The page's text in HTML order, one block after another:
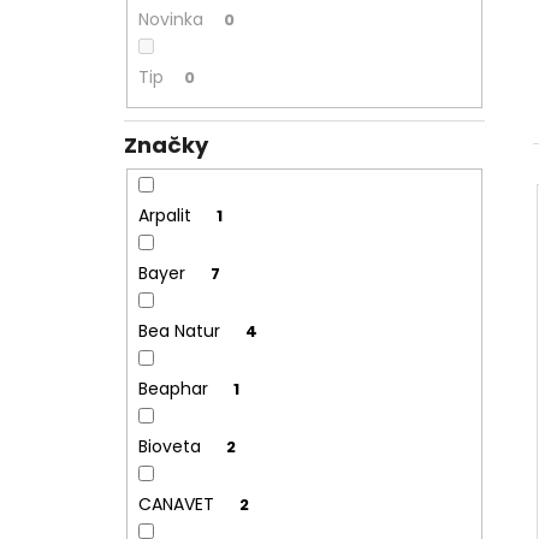
Novinka 0
Tip 0
Značky
Arpalit 1
Bayer 7
Bea Natur 4
Beaphar 1
Bioveta 2
CANAVET 2
JOSERA MEAT BITES MINI BEEF 70G
79 Kč